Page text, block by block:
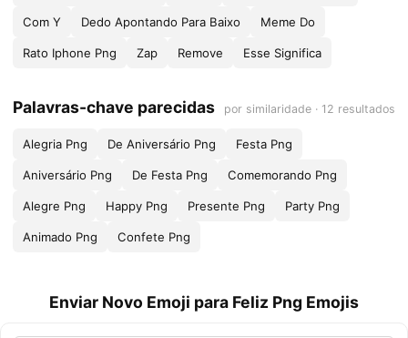
Com Y Dedo Apontando Para Baixo Meme Do
Rato Iphone Png Zap Remove Esse Significa
Palavras-chave parecidas por similaridade · 12 resultados
Alegria Png De Aniversário Png Festa Png
Aniversário Png De Festa Png Comemorando Png
Alegre Png Happy Png Presente Png Party Png
Animado Png Confete Png
Enviar Novo Emoji para Feliz Png Emojis